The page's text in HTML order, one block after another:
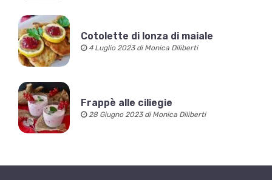
Cotolette di lonza di maiale
4 Luglio 2023 di Monica Diliberti
Frappè alle ciliegie
28 Giugno 2023 di Monica Diliberti